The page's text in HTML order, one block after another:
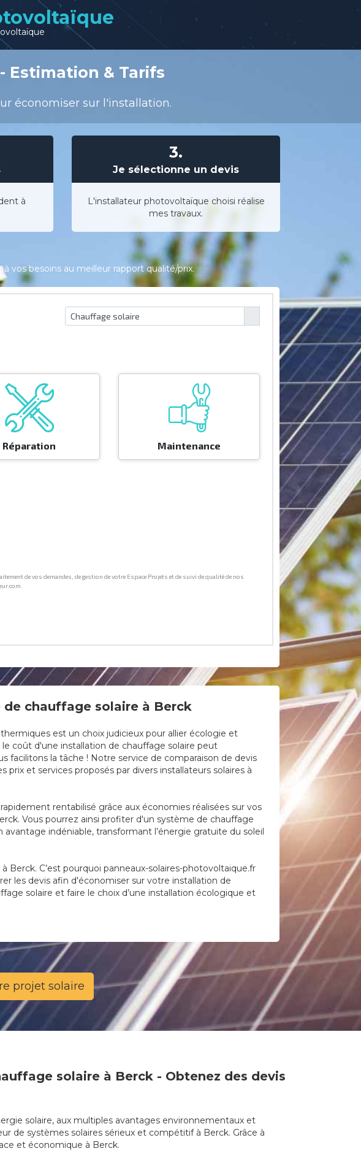
Estimation & Tarifs
économiser sur l'installation.
à
3.
Je sélectionne un devis
L'installateur photovoltaïque choisi réalise
mes travaux.
vos besoins au meilleur rapport qualité/prix.
chauffage solaire à Berck
est un choix judicieux pour allier écologie et
coût d'une installation de chauffage solaire peut
facilitons la tâche ! Notre service de comparaison de devis
et services proposés par divers installateurs solaires à
rentabilisé grâce aux économies réalisées sur vos
Vous pourrez ainsi profiter d'un système de chauffage
indéniable, transformant l’énergie gratuite du soleil
C’est pourquoi panneaux-solaires-photovoltaique.fr
les devis afin d'économiser sur votre installation de
solaire et faire le choix d’une installation écologique et
projet solaire
solaire à Berck - Obtenez des devis
solaire, aux multiples avantages environnementaux et
de systèmes solaires sérieux et compétitif à Berck. Grâce à
et économique à Berck.